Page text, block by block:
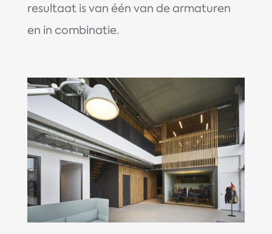
resultaat is van één van de armaturen
en in combinatie.